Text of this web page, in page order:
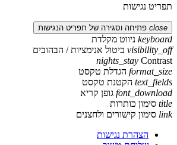
תפריט נגישות
close פתיחה וסגירה של תפריט הנגישות
keyboard ניווט מקלדת
visibility_off ביטול אנימציות / הבהובים
nights_stay Contrast
format_size הגדלת טקסט
text_fields הקטנת טקסט
font_download גופן קריא
title סימון כותרות
link סימון קישורים ולחצנים
הצהרת נגישות